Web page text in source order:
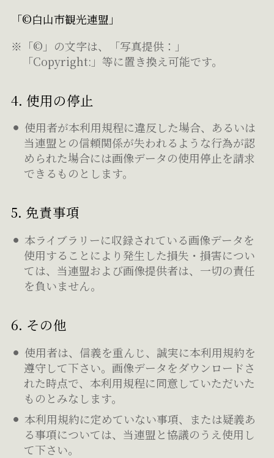
「©白山市観光連盟」
※「©」の文字は、「写真提供：」
「Copyright:」等に置き換え可能です。
4. 使用の停止
使用者が本利用規程に違反した場合、あるいは
当連盟との信頼関係が失われるような行為が認
められた場合には画像データの使用停止を請求
できるものとします。
5. 免責事項
本ライブラリーに収録されている画像データを
使用することにより発生した損失・損害につい
ては、当連盟および画像提供者は、一切の責任
を負いません。
6. その他
使用者は、信義を重んじ、誠実に本利用規約を
遵守して下さい。画像データをダウンロードさ
れた時点で、本利用規程に同意していただいた
ものとみなします。
本利用規約に定めていない事項、または疑義あ
る事項については、当連盟と協議のうえ使用し
て下さい。